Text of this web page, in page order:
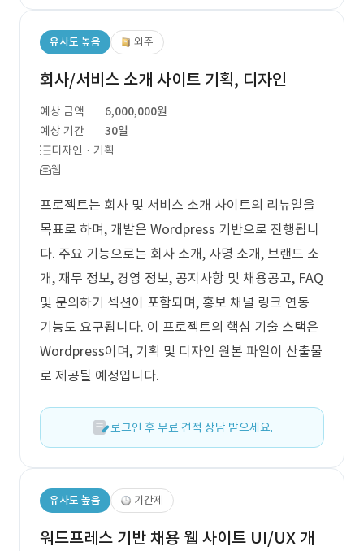
유사도 높음 외주
회사/서비스 소개 사이트 기획, 디자인
예상 금액
6,000,000원
예상 기간
30일
디자인 · 기획
웹
프로젝트는 회사 및 서비스 소개 사이트의 리뉴얼을
목표로 하며, 개발은 Wordpress 기반으로 진행됩니
다. 주요 기능으로는 회사 소개, 사명 소개, 브랜드 소
개, 재무 정보, 경영 정보, 공지사항 및 채용공고, FAQ
및 문의하기 섹션이 포함되며, 홍보 채널 링크 연동
기능도 요구됩니다. 이 프로젝트의 핵심 기술 스택은
Wordpress이며, 기획 및 디자인 원본 파일이 산출물
로 제공될 예정입니다.
로그인 후 무료 견적 상담 받으세요.
유사도 높음 기간제
워드프레스 기반 채용 웹 사이트 UI/UX 개